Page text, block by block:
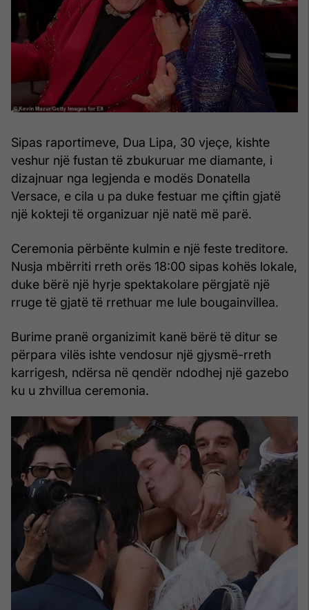
Sipas raportimeve, Dua Lipa, 30 vjeçe, kishte
veshur një fustan të zbukuruar me diamante, i
dizajnuar nga legjenda e modës Donatella
Versace, e cila u pa duke festuar me çiftin gjatë
një kokteji të organizuar një natë më parë.
Ceremonia përbënte kulmin e një feste treditore.
Nusja mbërriti rreth orës 18:00 sipas kohës lokale,
duke bërë një hyrje spektakolare përgjatë një
rruge të gjatë të rrethuar me lule bougainvillea.
Burime pranë organizimit kanë bërë të ditur se
përpara vilës ishte vendosur një gjysmë-rreth
karrigesh, ndërsa në qendër ndodhej një gazebo
ku u zhvillua ceremonia.